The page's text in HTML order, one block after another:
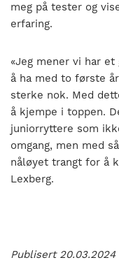
meg på tester og
erfaring.
«Jeg mener vi har
å ha med to første
sterke nok. Med
å kjempe i toppen.
juniorryttere som
omgang, men med
nåløyet trangt for å
Lexberg.
Publisert 20.03.2024